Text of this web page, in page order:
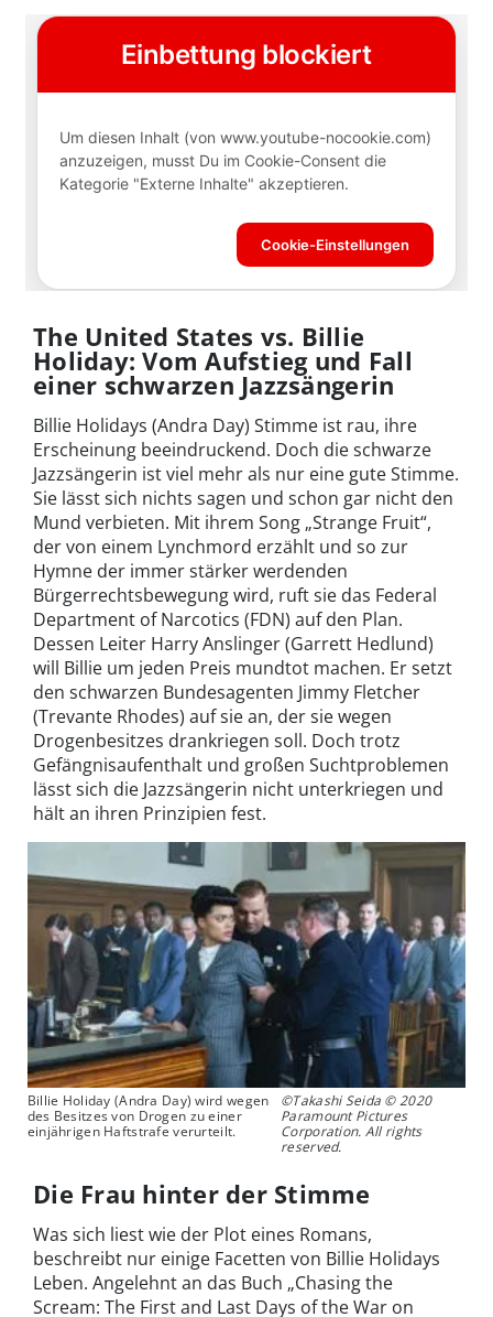
The United States vs. Billie
Holiday: Vom Aufstieg und Fall
einer schwarzen Jazzsängerin
Billie Holidays (Andra Day) Stimme ist rau, ihre
Erscheinung beeindruckend. Doch die schwarze
Jazzsängerin ist viel mehr als nur eine gute Stimme.
Sie lässt sich nichts sagen und schon gar nicht den
Mund verbieten. Mit ihrem Song „Strange Fruit“,
der von einem Lynchmord erzählt und so zur
Hymne der immer stärker werdenden
Bürgerrechtsbewegung wird, ruft sie das Federal
Department of Narcotics (FDN) auf den Plan.
Dessen Leiter Harry Anslinger (Garrett Hedlund)
will Billie um jeden Preis mundtot machen. Er setzt
den schwarzen Bundesagenten Jimmy Fletcher
(Trevante Rhodes) auf sie an, der sie wegen
Drogenbesitzes drankriegen soll. Doch trotz
Gefängnisaufenthalt und großen Suchtproblemen
lässt sich die Jazzsängerin nicht unterkriegen und
hält an ihren Prinzipien fest.
Billie Holiday (Andra Day) wird wegen
des Besitzes von Drogen zu einer
einjährigen Haftstrafe verurteilt.
©Takashi Seida © 2020
Paramount Pictures
Corporation. All rights
reserved.
Die Frau hinter der Stimme
Was sich liest wie der Plot eines Romans,
beschreibt nur einige Facetten von Billie Holidays
Leben. Angelehnt an das Buch „Chasing the
Scream: The First and Last Days of the War on